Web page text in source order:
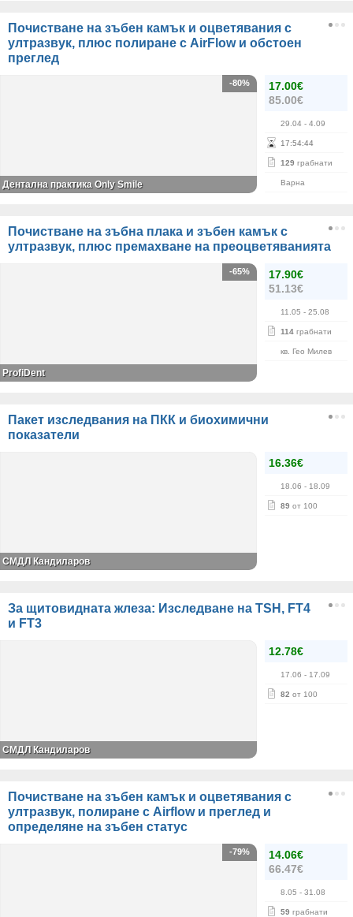
Почистване на зъбен камък и оцветявания с
ултразвук, плюс полиране с AirFlow и обстоен
преглед
17.00€
85.00€
29.04 - 4.09
17:54:43
129 грабнати
Варна
-80%
Дентална практика Only Smile
Почистване на зъбна плака и зъбен камък с
ултразвук, плюс премахване на преоцветяванията
17.90€
51.13€
11.05 - 25.08
114 грабнати
кв. Гео Милев
-65%
ProfiDent
Пакет изследвания на ПКК и биохимични
показатели
16.36€
18.06 - 18.09
89 от 100
СМДЛ Кандиларов
За щитовидната жлеза: Изследване на TSH, FT4
и FT3
12.78€
17.06 - 17.09
82 от 100
СМДЛ Кандиларов
Почистване на зъбен камък и оцветявания с
ултразвук, полиране с Airflow и преглед и
определяне на зъбен статус
14.06€
66.47€
8.05 - 31.08
59 грабнати
-79%